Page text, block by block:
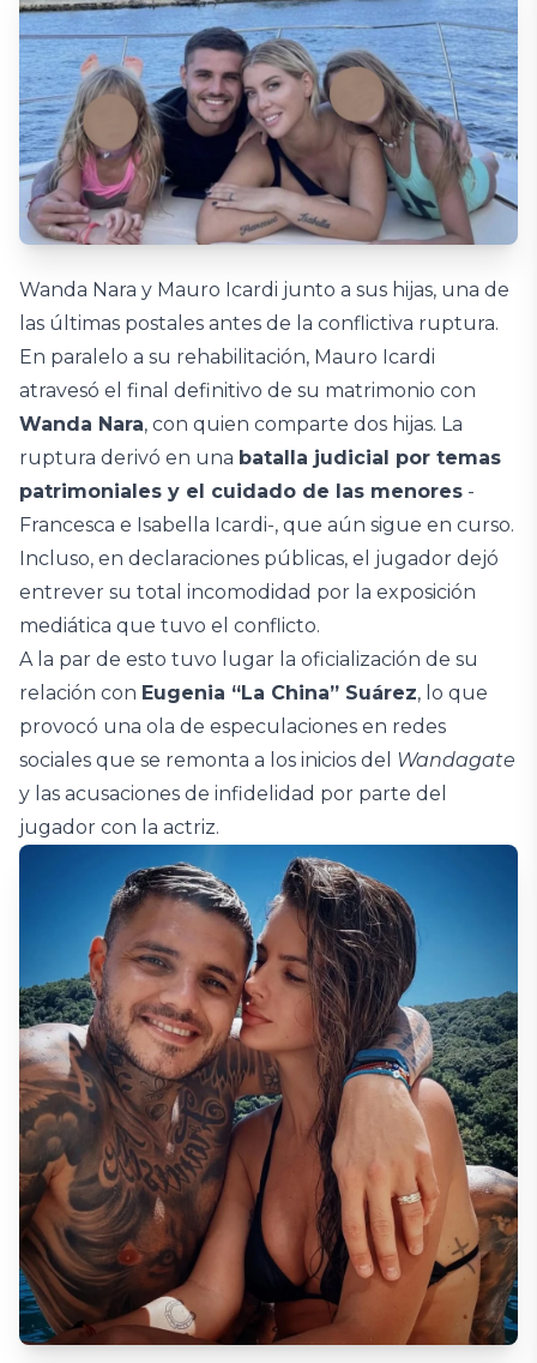
Wanda Nara y Mauro Icardi junto a sus hijas, una de
las últimas postales antes de la conflictiva ruptura.
En paralelo a su rehabilitación, Mauro Icardi
atravesó el final definitivo de su matrimonio con
Wanda Nara, con quien comparte dos hijas. La
ruptura derivó en una batalla judicial por temas
patrimoniales y el cuidado de las menores -
Francesca e Isabella Icardi-, que aún sigue en curso.
Incluso, en declaraciones públicas, el jugador dejó
entrever su total incomodidad por la exposición
mediática que tuvo el conflicto.
A la par de esto tuvo lugar la oficialización de su
relación con Eugenia “La China” Suárez, lo que
provocó una ola de especulaciones en redes
sociales que se remonta a los inicios del Wandagate
y las acusaciones de infidelidad por parte del
jugador con la actriz.